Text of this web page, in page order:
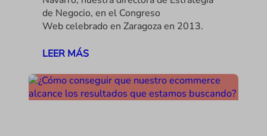
de Negocio, en el Congreso
Web celebrado en Zaragoza en 2013.
LEER MÁS